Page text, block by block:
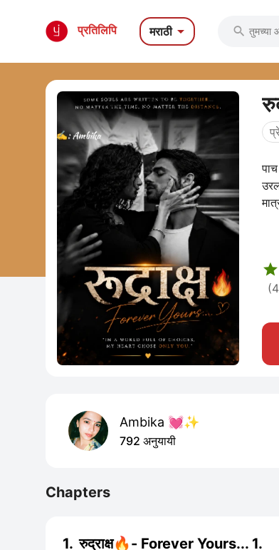
प्रतिलिपि मराठी 

Ambika 💓✨
792 अनुयायी
Chapters
1. रुद्राक्ष🔥- Forever Yours... 1.